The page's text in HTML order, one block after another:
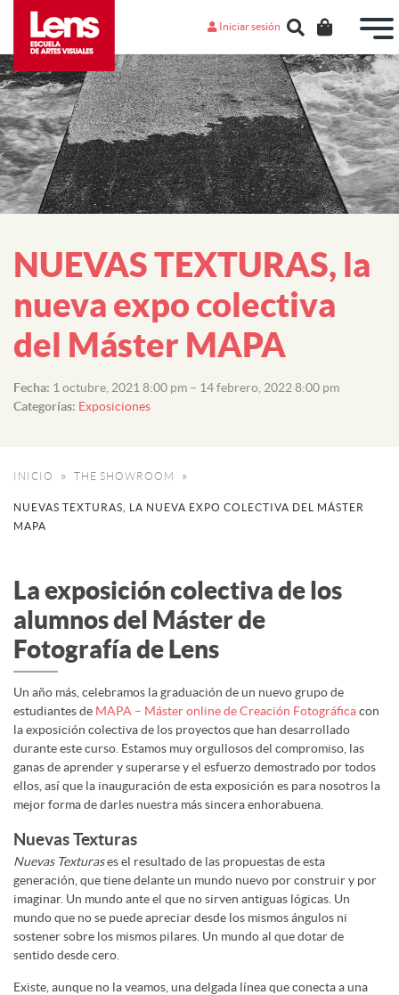
Iniciar sesión
NUEVAS TEXTURAS, la
nueva expo colectiva
del Máster MAPA
Fecha: 1 octubre, 2021 8:00 pm – 14 febrero, 2022 8:00 pm
Categorías: Exposiciones
INICIO THE SHOWROOM
NUEVAS TEXTURAS, LA NUEVA EXPO COLECTIVA DEL MÁSTER
MAPA
La exposición colectiva de los
alumnos del Máster de
Fotografía de Lens
Un año más, celebramos la graduación de un nuevo grupo de
estudiantes de MAPA – Máster online de Creación Fotográficacon
la exposición colectiva de los proyectos que han desarrollado
durante este curso. Estamos muy orgullosos del compromiso, las
ganas de aprender y superarse y el esfuerzo demostrado por todos
ellos, así que la inauguración de esta exposición es para nosotros la
mejor forma de darles nuestra más sincera enhorabuena.
Nuevas Texturas
Nuevas Texturases el resultado de las propuestas de esta
generación, que tiene delante un mundo nuevo por construir y por
imaginar. Un mundo ante el que no sirven antiguas lógicas. Un
mundo que no se puede apreciar desde los mismos ángulos ni
sostener sobre los mismos pilares. Un mundo al que dotar de
sentido desde cero.
Existe, aunque no la veamos, una delgada línea que conecta a una